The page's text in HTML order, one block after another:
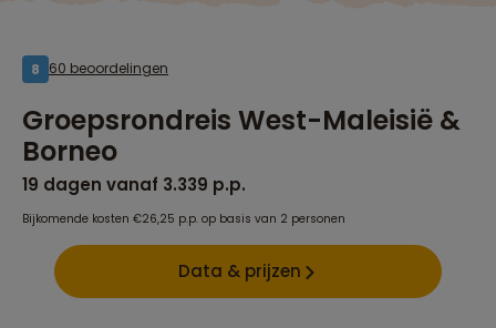
8 60 beoordelingen
Groepsrondreis West-Maleisië &
Borneo
19 dagen vanaf 3.339 p.p.
Bijkomende kosten €26,25 p.p. op basis van 2 personen
Data & prijzen